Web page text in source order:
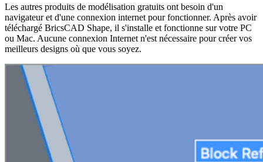
Les autres produits de modélisation gratuits ont besoin d'un
navigateur et d'une connexion internet pour fonctionner. Après avoir
téléchargé BricsCAD Shape, il s'installe et fonctionne sur votre PC
ou Mac. Aucune connexion Internet n'est nécessaire pour créer vos
meilleurs designs où que vous soyez.